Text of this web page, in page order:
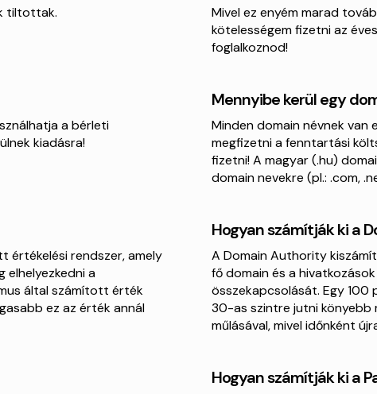
tiltottak.
Mivel ez enyém marad
kötelességem fizetni az
foglalkoznod!
a bérleti
kiadásra!
Mennyibe kerül egy
Minden domain névnek
megfizetni a fenntartási
fizetni! A magyar (.hu)
domain nevekre (pl.: .com,
értékelési rendszer, amely
elhelyezkedni a
által számított érték
ez az érték annál
Hogyan számítják ki a
A Domain Authority
fő domain és a
összekapcsolását. Egy 100
30-as szintre jutni
műlásával, mivel időnként
Hogyan számítják ki a